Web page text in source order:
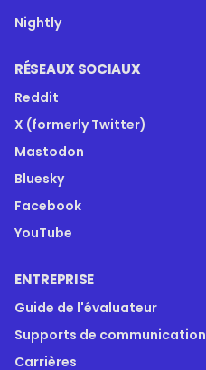
Nightly
RÉSEAUX SOCIAUX
Reddit
X (formerly Twitter)
Mastodon
Bluesky
Facebook
YouTube
ENTREPRISE
Guide de l'évaluateur
Supports de communication
Carrières